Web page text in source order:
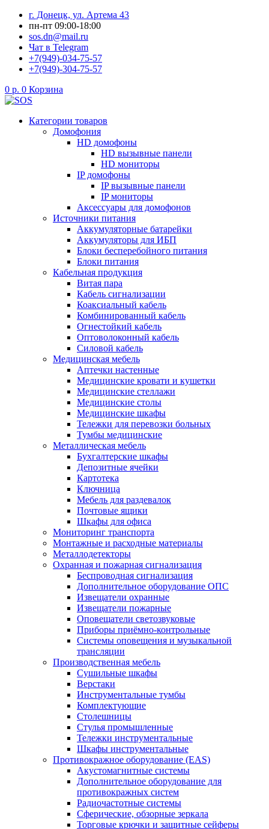
Перейти
содержимому
г. Донецк, ул. Артема 43
пн-пт 09:00-18:00
sos.dn@mail.ru
Чат в Telegram
+7(949)-034-75-57
+7(949)-304-75-57
0 р. 0 Корзина
Категории товаров
Домофония
HD домофоны
HD вызывные панели
HD мониторы
IP домофоны
IP вызывные панели
IP мониторы
Аксессуары для домофонов
Источники питания
Аккумуляторные батарейки
Аккумуляторы для ИБП
Блоки бесперебойного питания
Блоки питания
Кабельная продукция
Витая пара
Кабель сигнализации
Коаксиальный кабель
Комбинированный кабель
Огнестойкий кабель
Оптоволоконный кабель
Силовой кабель
Медицинская мебель
Аптечки настенные
Медицинские кровати и кушетки
Медицинские стеллажи
Медицинские столы
Медицинские шкафы
Тележки для перевозки больных
Тумбы медицинские
Металлическая мебель
Бухгалтерские шкафы
Депозитные ячейки
Картотека
Ключница
Мебель для раздевалок
Почтовые ящики
Шкафы для офиса
Мониторинг транспорта
Монтажные и расходные материалы
Металлодетекторы
Охранная и пожарная сигнализация
Беспроводная сигнализация
Дополнительное оборудование ОПС
Извещатели охранные
Извещатели пожарные
Оповещатели светозвуковые
Приборы приёмно-контрольные
Системы оповещения и музыкальной
трансляции
Производственная мебель
Cушильные шкафы
Верстаки
Инструментальные тумбы
Комплектующие
Столешницы
Стулья промышленные
Тележки инструментальные
Шкафы инструментальные
Противокражное оборудование (EAS)
Акустомагнитные системы
Дополнительное оборудование для
противокражных систем
Радиочастотные системы
Сферические, обзорные зеркала
Торговые крючки и защитные сейферы